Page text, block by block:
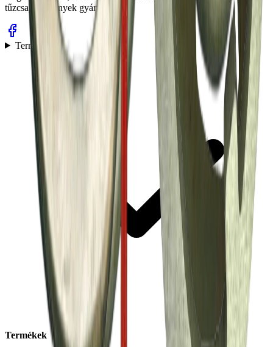
tűzcsapszekrények gyártását.
Termékek
Termékek